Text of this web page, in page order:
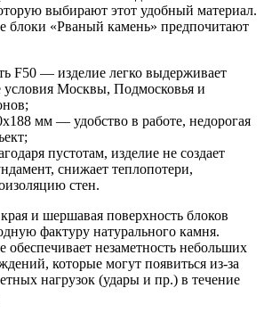
выбирают этот удобный материал.
блоки «Рваный камень» предпочитают
F50 — изделие легко выдерживает
условия Москвы, Подмосковья и
мм — удобство в работе, недорогая
пустотам, изделие не создает
снижает теплопотери,
стен.
и шершавая поверхность блоков
фактуру натурального камня.
незаметность небольших
которые могут появиться из-за
нагрузок (удары и пр.) в течение